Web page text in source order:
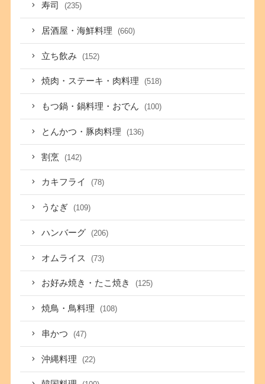
寿司 (235)
居酒屋・海鮮料理 (660)
立ち飲み (152)
焼肉・ステーキ・肉料理 (518)
もつ鍋・鍋料理・おでん (100)
とんかつ・豚肉料理 (136)
割烹 (142)
カキフライ (78)
うなぎ (109)
ハンバーグ (206)
オムライス (73)
お好み焼き・たこ焼き (125)
焼鳥・鳥料理 (108)
串かつ (47)
沖縄料理 (22)